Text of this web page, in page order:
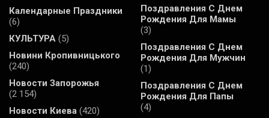
Календарные Праздники
(6)
КУЛЬТУРА (5)
Новини Кропивницького
(240)
Новости Запорожья
(2 154)
Новости Киева (420)
Поздравления С Днем
Рождения Для Мамы
(3)
Поздравления С Днем
Рождения Для Мужчин
(1)
Поздравления С Днем
Рождения Для Папы
(4)